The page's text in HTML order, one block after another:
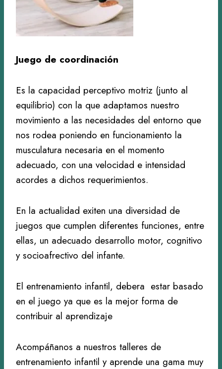
Juego de coordinación
Es la capacidad perceptivo motriz (junto al
equilibrio) con la que adaptamos nuestro
movimiento a las necesidades del entorno que
nos rodea poniendo en funcionamiento la
musculatura necesaria en el momento
adecuado, con una velocidad e intensidad
acordes a dichos requerimientos.
En la actualidad exiten una diversidad de
juegos que cumplen diferentes funciones, entre
ellas, un adecuado desarrollo motor, cognitivo
y socioafrectivo del infante.
El entrenamiento infantil, debera estar basado
en el juego ya que es la mejor forma de
contribuir al aprendizaje
Acompáñanos a nuestros talleres de
entrenamiento infantil y aprende una gama muy